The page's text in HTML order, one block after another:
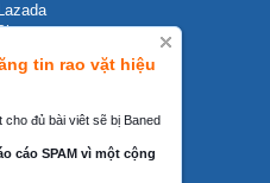
tin rao vặt hiệu
đủ bài viêt sẽ bị Baned
cáo SPAM vì một cộng
HỆ